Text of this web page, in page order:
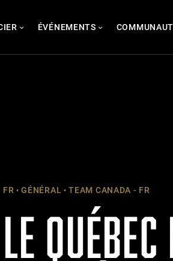
ÉVÉNEMENTS
FR GÉNÉRAL TEAM CANADA - FR
QUÉBEC